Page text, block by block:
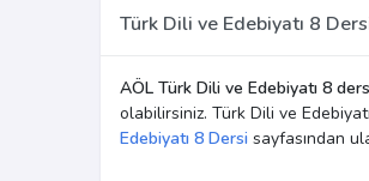
Türk Dili ve Edebiyatı 8
AÖL Türk Dili ve Edebiyatı 8
olabilirsiniz. Türk Dili ve
Edebiyatı 8 Dersi sayfasından